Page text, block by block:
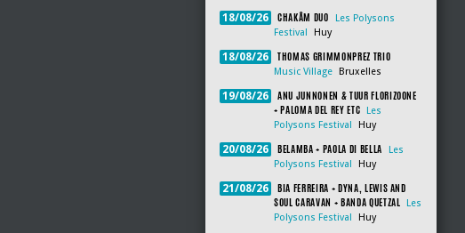
18/08/26 CHAKÂM DUO
Les Polysons
Festival
Huy
18/08/26 THOMAS GRIMMONPREZ TRIO
Music Village Bruxelles
19/08/26
ANU JUNNONEN & TUUR FLORIZOONE
+ PALOMA DEL REY ETC
Les
Polysons Festival
Huy
20/08/26 BELAMBA + PAOLA DI BELLA
Les
Polysons Festival
Huy
21/08/26
BIA FERREIRA + DYNA, LEWIS AND
SOUL CARAVAN + BANDA QUETZAL
Les
Polysons Festival
Huy